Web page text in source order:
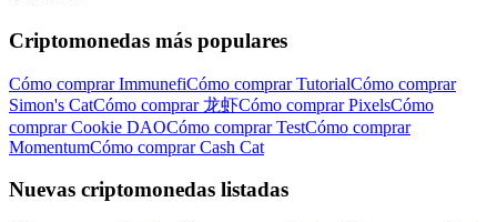
Criptomonedas más populares
Cómo comprar ImmunefiCómo comprar TutorialCómo comprar
Simon's CatCómo comprar 龙虾Cómo comprar PixelsCómo
comprar Cookie DAOCómo comprar TestCómo comprar
MomentumCómo comprar Cash Cat
Nuevas criptomonedas listadas